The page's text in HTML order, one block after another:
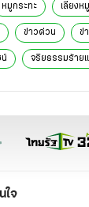
หมูกระทะ เลี้ยงห
ข่าวด่วน ข่
จริยธรรมร้าย
ใจ